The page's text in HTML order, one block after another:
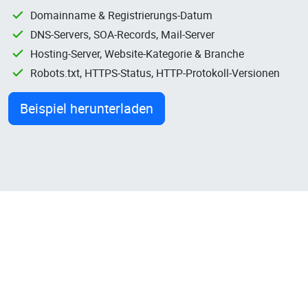
Domainname & Registrierungs-Datum
DNS-Servers, SOA-Records, Mail-Server
Hosting-Server, Website-Kategorie & Branche
Robots.txt, HTTPS-Status, HTTP-Protokoll-Versionen
Beispiel herunterladen